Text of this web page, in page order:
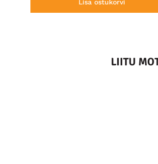
Lisa ostukorvi
LIITU